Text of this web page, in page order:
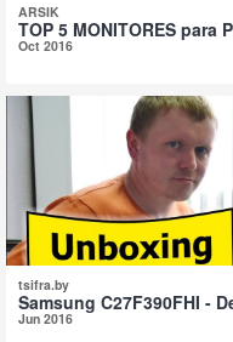
ARSIK
TOP 5 MONITORES para
Oct 2016
tsifra.by
Samsung C27F390FHI -
Jun 2016